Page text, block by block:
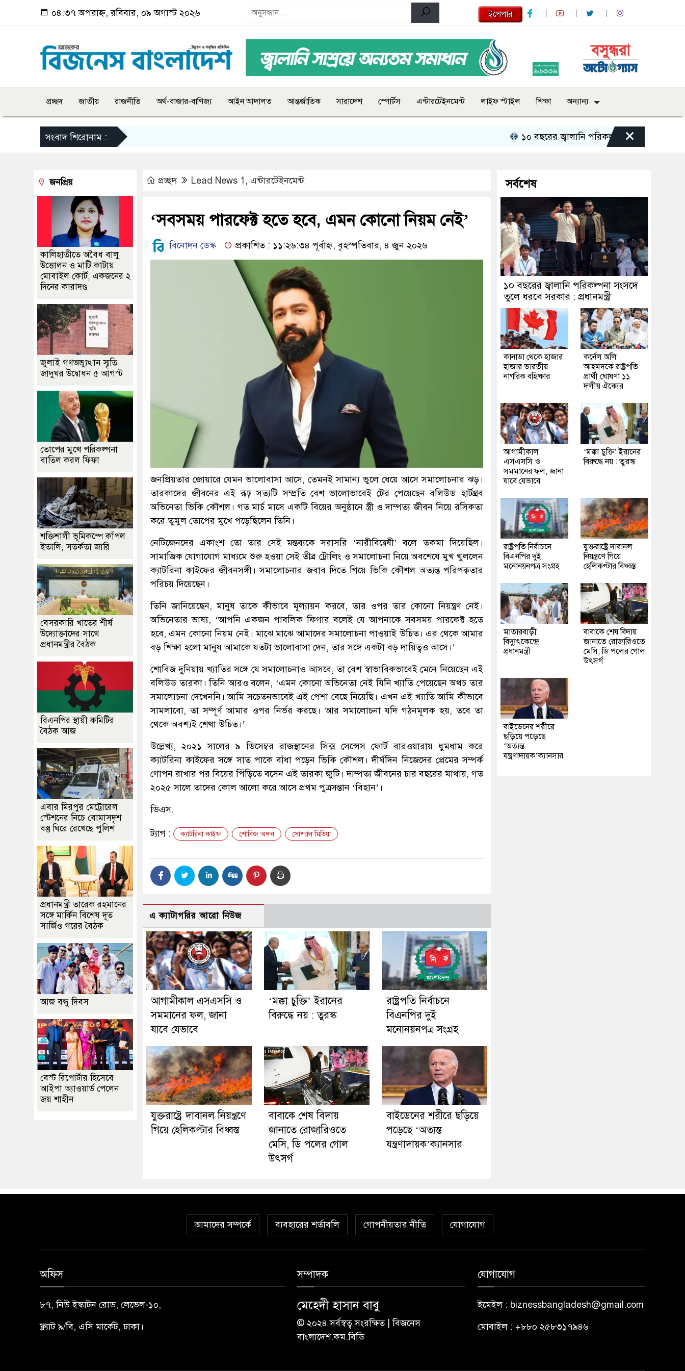
০৪:৩৭ অপরাহ্ন, রবিবার, ০৯ অগাস্ট ২০২৬ ইপেপার
প্রচ্ছদ জাতীয় রাজনীতি অর্থ-বাজার-বাণিজ্য আইন আদালত আন্তর্জাতিক সারাদেশ স্পোর্টস এন্টারটেইনমেন্ট লাইফ স্টাইল শিক্ষা অন্যান্য
সংবাদ শিরোনাম : ১০ বছরের জ্বালানি পরিকল্পনা সংসদে তুলে ধরবে
×
প্রচ্ছদ Lead News 1 , এন্টারটেইনমেন্ট
‘সবসময় পারফেক্ট হতে হবে, এমন কোনো নিয়ম নেই’
বিনোদন ডেস্ক প্রকাশিত : ১১:২৬:৩৪ পূর্বাহ্ন, বৃহস্পতিবার, ৪ জুন ২০২৬
জনপ্রিয়তার জোয়ারে যেমন ভালোবাসা আসে, তেমনই সামান্য ভুলে ধেয়ে আসে সমালোচনার ঝড়।
তারকাদের জীবনের এই রূঢ় সত্যটি সম্প্রতি বেশ ভালোভাবেই টের পেয়েছেন বলিউড হার্টথ্রব
অভিনেতা ভিকি কৌশল। গত মার্চ মাসে একটি বিয়ের অনুষ্ঠানে স্ত্রী ও দাম্পত্য জীবন নিয়ে রসিকতা
করে তুমুল তোপের মুখে পড়েছিলেন তিনি।
নেটিজেনদের একাংশ তো তার সেই মন্তব্যকে সরাসরি ‘নারীবিদ্বেষী’ বলে তকমা দিয়েছিল।
সামাজিক যোগাযোগ মাধ্যমে শুরু হওয়া সেই তীব্র ট্রোলিং ও সমালোচনা নিয়ে অবশেষে মুখ খুললেন
ক্যাটরিনা কাইফের জীবনসঙ্গী। সমালোচনার জবাব দিতে গিয়ে ভিকি কৌশল অত্যন্ত পরিপক্বতার
পরিচয় দিয়েছেন।
তিনি জানিয়েছেন, মানুষ তাকে কীভাবে মূল্যায়ন করবে, তার ওপর তার কোনো নিয়ন্ত্রণ নেই।
অভিনেতার ভাষ্য, ‘আপনি একজন পাবলিক ফিগার বলেই যে আপনাকে সবসময় পারফেক্ট হতে
হবে, এমন কোনো নিয়ম নেই। মাঝে মাঝে আমাদের সমালোচনা পাওয়াই উচিত। এর থেকে আমার
বড় শিক্ষা হলো মানুষ আমাকে যতটা ভালোবাসা দেন, তার সঙ্গে একটা বড় দায়িত্বও আসে।’
শোবিজ দুনিয়ায় খ্যাতির সঙ্গে যে সমালোচনাও আসবে, তা বেশ স্বাভাবিকভাবেই মেনে নিয়েছেন এই
বলিউড তারকা। তিনি আরও বলেন, ‘এমন কোনো অভিনেতা নেই যিনি খ্যাতি পেয়েছেন অথচ তার
সমালোচনা দেখেননি। আমি সচেতনভাবেই এই পেশা বেছে নিয়েছি। এখন এই খ্যাতি আমি কীভাবে
সামলাবো, তা সম্পূর্ণ আমার ওপর নির্ভর করছে। আর সমালোচনা যদি গঠনমূলক হয়, তবে তা
থেকে অবশ্যই শেখা উচিত।’
উল্লেখ্য, ২০২১ সালের ৯ ডিসেম্বর রাজস্থানের সিক্স সেন্সেস ফোর্ট বারওয়ারায় ধুমধাম করে
ক্যাটরিনা কাইফের সঙ্গে সাত পাকে বাঁধা পড়েন ভিকি কৌশল। দীর্ঘদিন নিজেদের প্রেমের সম্পর্ক
গোপন রাখার পর বিয়ের পিঁড়িতে বসেন এই তারকা জুটি। দাম্পত্য জীবনের চার বছরের মাথায়, গত
২০২৫ সালে তাদের কোল আলো করে আসে প্রথম পুত্রসন্তান ‘বিহান’।
ডিএস.
ট্যাগ : ক্যাটরিনা কাইফ শোবিজ অঙ্গন সোশ্যাল মিডিয়া
এ ক্যাটাগরির আরো নিউজ
আগামীকাল এসএসসি ও
সমমানের ফল, জানা
যাবে যেভাবে
‘মক্কা চুক্তি’ ইরানের
বিরুদ্ধে নয় : তুরস্ক
রাষ্ট্রপতি নির্বাচনে
বিএনপির দুই
মনোনয়নপত্র সংগ্রহ
যুক্তরাষ্ট্রে দাবানল নিয়ন্ত্রণে
গিয়ে হেলিকপ্টার বিধ্বস্ত
বাবাকে শেষ বিদায়
জানাতে রোজারিওতে
মেসি, ডি পলের গোল
উৎসর্গ
বাইডেনের শরীরে ছড়িয়ে
পড়েছে ‘অত্যন্ত
যন্ত্রণাদায়ক’ক্যানসার
জনপ্রিয়
কালিহাতীতে অবৈধ বালু
উত্তোলন ও মাটি কাটায়
মোবাইল কোর্ট, একজনের ২
দিনের কারাদণ্ড
জুলাই গণঅভ্যুত্থান স্মৃতি
জাদুঘর উদ্বোধন ৫ আগস্ট
তোপের মুখে পরিকল্পনা
বাতিল করল ফিফা
শক্তিশালী ভূমিকম্পে কাঁপল
ইতালি, সতর্কতা জারি
বেসরকারি খাতের শীর্ষ
উদ্যোক্তাদের সাথে
প্রধানমন্ত্রীর বৈঠক
বিএনপির স্থায়ী কমিটির
বৈঠক আজ
এবার মিরপুর মেট্রোরেল
স্টেশনের নিচে বোমাসদৃশ
বস্তু ঘিরে রেখেছে পুলিশ
প্রধানমন্ত্রী তারেক রহমানের
সঙ্গে মার্কিন বিশেষ দূত
সার্জিও গরের বৈঠক
আজ বন্ধু দিবস
বেস্ট রিপোর্টার হিসেবে
আইপা অ্যাওয়ার্ড পেলেন
জয় শাহীন
সর্বশেষ
১০ বছরের জ্বালানি পরিকল্পনা সংসদে
তুলে ধরবে সরকার : প্রধানমন্ত্রী
কানাডা থেকে হাজার
হাজার ভারতীয়
নাগরিক বহিষ্কার
কর্নেল অলি
আহমদকে রাষ্ট্রপতি
প্রার্থী ঘোষণা ১১
দলীয় ঐক্যের
আগামীকাল
এসএসসি ও
সমমানের ফল, জানা
যাবে যেভাবে
‘মক্কা চুক্তি’ ইরানের
বিরুদ্ধে নয় : তুরস্ক
রাষ্ট্রপতি নির্বাচনে
বিএনপির দুই
মনোনয়নপত্র সংগ্রহ
যুক্তরাষ্ট্রে দাবানল
নিয়ন্ত্রণে গিয়ে
হেলিকপ্টার বিধ্বস্ত
মাতারবাড়ী
বিদ্যুৎকেন্দ্রে
প্রধানমন্ত্রী
বাবাকে শেষ বিদায়
জানাতে রোজারিওতে
মেসি, ডি পলের গোল
উৎসর্গ
বাইডেনের শরীরে
ছড়িয়ে পড়েছে
‘অত্যন্ত
যন্ত্রণাদায়ক’ক্যানসার
আমাদের সম্পর্কে ব্যবহারের শর্তাবলি গোপনীয়তার নীতি যোগাযোগ
অফিস
৮৭, নিউ ইস্কাটন রোড, লেভেল-১০,
ফ্ল্যাট ৯/বি, এসি মার্কেট, ঢাকা।
সম্পাদক
মেহেদী হাসান বাবু
© ২০২৪ সর্বস্বত্ব সংরক্ষিত | বিজনেস
বাংলাদেশ.কম.বিডি
যোগাযোগ
ইমেইল : biznessbangladesh@gmail.com
মোবাইল : +৮৮০ ২৫৮৩১৭৯৪৬